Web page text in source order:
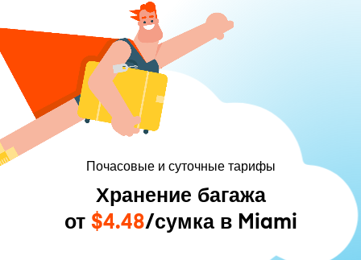
Почасовые и суточные тарифы
Хранение багажа
от $4.48/сумка в Miami